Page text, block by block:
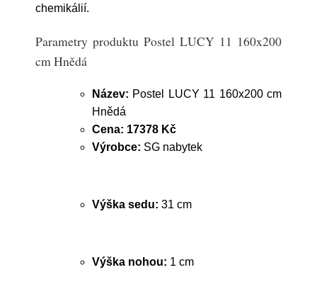
chemikálií.
Parametry produktu Postel LUCY 11 160x200
cm Hnědá
Název: Postel LUCY 11 160x200 cm
Hnědá
Cena: 17378 Kč
Výrobce: SG nabytek
Výška sedu: 31 cm
Výška nohou: 1 cm